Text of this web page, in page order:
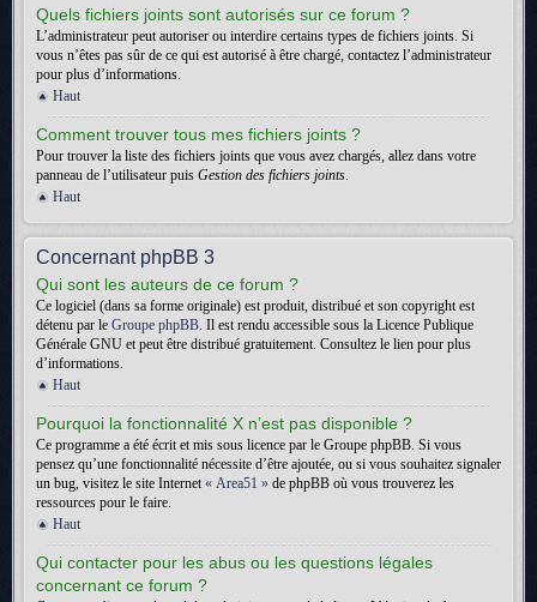
Quels fichiers joints sont autorisés sur ce forum ?
L’administrateur peut autoriser ou interdire certains types de fichiers joints. Si
vous n’êtes pas sûr de ce qui est autorisé à être chargé, contactez l’administrateur
pour plus d’informations.
Haut
Comment trouver tous mes fichiers joints ?
Pour trouver la liste des fichiers joints que vous avez chargés, allez dans votre
panneau de l’utilisateur puis Gestion des fichiers joints.
Haut
Concernant phpBB 3
Qui sont les auteurs de ce forum ?
Ce logiciel (dans sa forme originale) est produit, distribué et son copyright est
détenu par le Groupe phpBB. Il est rendu accessible sous la Licence Publique
Générale GNU et peut être distribué gratuitement. Consultez le lien pour plus
d’informations.
Haut
Pourquoi la fonctionnalité X n’est pas disponible ?
Ce programme a été écrit et mis sous licence par le Groupe phpBB. Si vous
pensez qu’une fonctionnalité nécessite d’être ajoutée, ou si vous souhaitez signaler
un bug, visitez le site Internet« Area51 » de phpBB où vous trouverez les
ressources pour le faire.
Haut
Qui contacter pour les abus ou les questions légales
concernant ce forum ?